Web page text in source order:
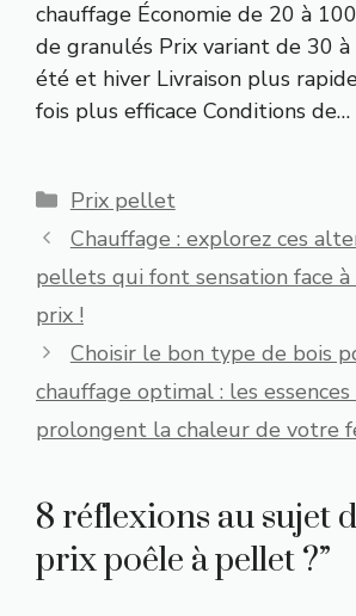
chauffage Économie de 20 à
de granulés Prix variant de 30
été et hiver Livraison plus
fois plus efficace Conditions de…
Catégories
Prix pellet
Chauffage : explorez ces
pellets qui font sensation face
prix !
Choisir le bon type de bois
chauffage optimal : les
prolongent la chaleur de votre
8 réflexions au sujet
prix poêle à pellet ?”